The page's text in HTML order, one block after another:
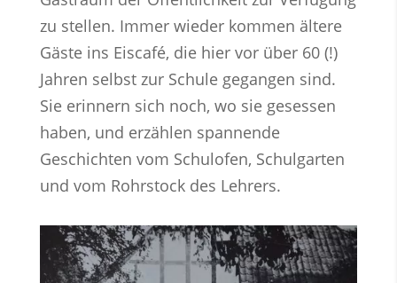
zu stellen. Immer wieder kommen ältere
Gäste ins Eiscafé, die hier vor über 60 (!)
Jahren selbst zur Schule gegangen sind.
Sie erinnern sich noch, wo sie gesessen
haben, und erzählen spannende
Geschichten vom Schulofen, Schulgarten
und vom Rohrstock des Lehrers.